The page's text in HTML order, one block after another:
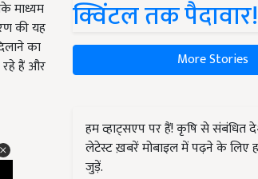
माध्यम
की यह
का
रहे हैं और
क्विंटल तक पैदावार!
More Stories
हम व्हाट्सएप पर हैं! कृषि से संबंधित
लेटेस्ट ख़बरें मोबाइल में पढ़ने के लिए
जुड़ें.